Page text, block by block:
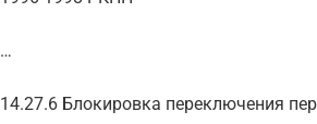
…
14.27.6 Блокировка переключения